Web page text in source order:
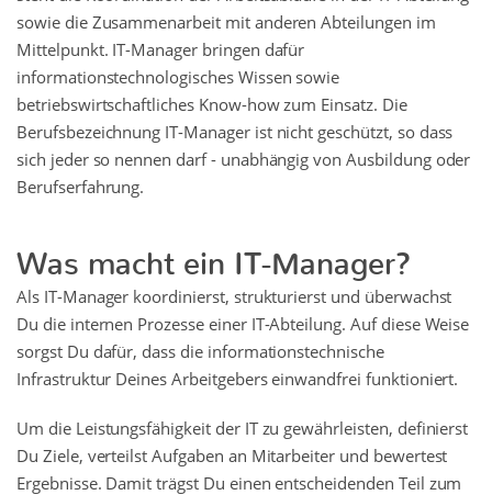
sowie die Zusammenarbeit mit anderen Abteilungen im
Mittelpunkt. IT-Manager bringen dafür
informationstechnologisches Wissen sowie
betriebswirtschaftliches Know-how zum Einsatz. Die
Berufsbezeichnung IT-Manager ist nicht geschützt, so dass
sich jeder so nennen darf - unabhängig von Ausbildung oder
Berufserfahrung.
Was macht ein IT-Manager?
Als IT-Manager koordinierst, strukturierst und überwachst
Du die internen Prozesse einer IT-Abteilung. Auf diese Weise
sorgst Du dafür, dass die informationstechnische
Infrastruktur Deines Arbeitgebers einwandfrei funktioniert.
Um die Leistungsfähigkeit der IT zu gewährleisten, definierst
Du Ziele, verteilst Aufgaben an Mitarbeiter und bewertest
Ergebnisse. Damit trägst Du einen entscheidenden Teil zum